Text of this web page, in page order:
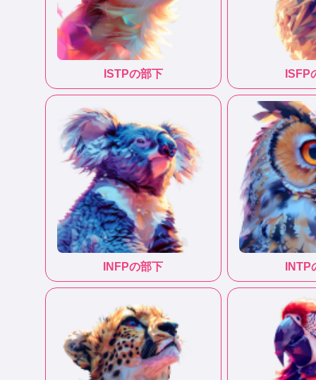
ISTPの部下 ISFP
INFPの部下 INTP